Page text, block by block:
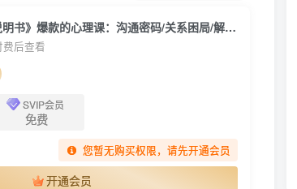
（10319期）《人性 说明书》爆款的心理课：沟通密码/关系困局/解读行为背后心理真相
后查看
SVIP会员
免费
您暂无购买权限，请先开通会员
开通会员